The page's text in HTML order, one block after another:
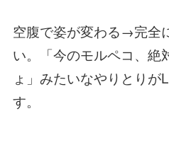
空腹で姿が変わる→完全
い。「今のモルペコ、絶
ょ」みたいなやりとりが
す。